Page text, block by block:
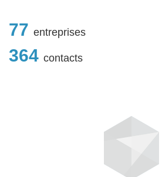
77 entreprises
364 contacts